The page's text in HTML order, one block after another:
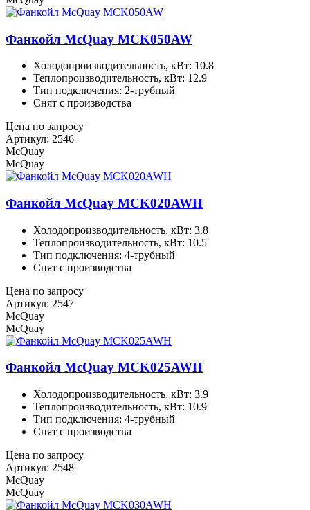
Фанкойл McQuay MCK050AW
Холодопроизводительность, кВт: 10.8
Теплопроизводительность, кВт: 12.9
Тип подключения: 2-трубный
Снят с производства
Цена по запросу
Артикул: 2546
McQuay
McQuay
Фанкойл McQuay MCK020AWH
Холодопроизводительность, кВт: 3.8
Теплопроизводительность, кВт: 10.5
Тип подключения: 4-трубный
Снят с производства
Цена по запросу
Артикул: 2547
McQuay
McQuay
Фанкойл McQuay MCK025AWH
Холодопроизводительность, кВт: 3.9
Теплопроизводительность, кВт: 10.9
Тип подключения: 4-трубный
Снят с производства
Цена по запросу
Артикул: 2548
McQuay
McQuay